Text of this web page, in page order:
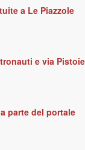
a Le Piazzole
e via
parte del portale